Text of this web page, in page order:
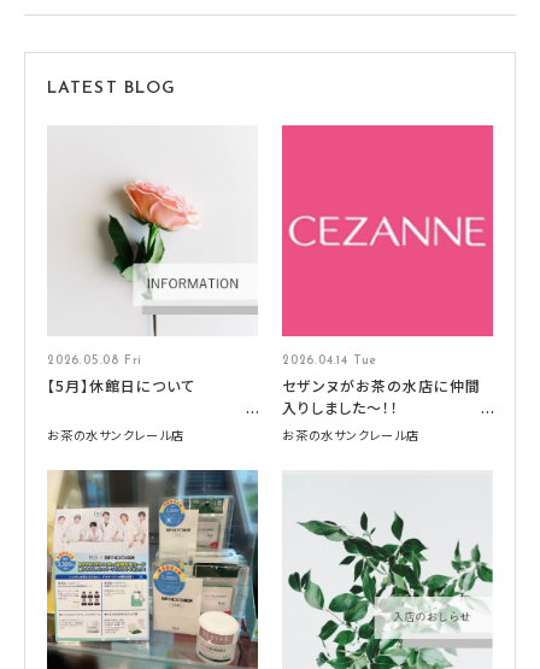
LATEST BLOG
2026.05.08 Fri
【5月】休館日について
お茶の水サンクレール店
2026.04.14 Tue
セザンヌがお茶の水店に仲間
入りしました～！！
お茶の水サンクレール店